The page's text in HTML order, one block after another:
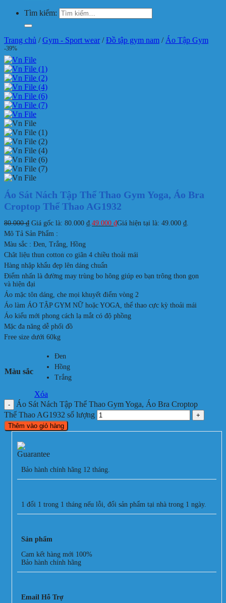
Tìm kiếm:
Trang chủ / Gym - Sport wear / Đồ tập gym nam / Áo Tập Gym
-39%
Áo Sát Nách Tập Thể Thao Gym Yoga, Áo Bra
Croptop Thể Thao AG1932
80.000₫ Giá gốc là: 80.000 ₫. 49.000 ₫Giá hiện tại là: 49.000 ₫.
Mô Tả Sản Phẩm :
Màu sắc : Đen, Trắng, Hồng
Chât liệu thun cotton co giãn 4 chiều thoải mái
Hàng nhập khẩu đẹp lên dáng chuẩn
Điểm nhấn là đường may trùng bo hông giúp eo bạn trông thon gọn
và hiện đại
Áo mặc tôn dáng, che mọi khuyết điểm vòng 2
Áo làm ÁO TẬP GYM NỮ hoặc YOGA, thể thao cực kỳ thoải mái
Áo kiểu mới phong cách lạ mắt có độ phồng
Mặc đa năng dễ phối đồ
Free size dưới 60kg
Màu sắc
Đen
Hồng
Trắng
Xóa
Áo Sát Nách Tập Thể Thao Gym Yoga, Áo Bra Croptop
Thể Thao AG1932 số lượng
Thêm vào giỏ hàng
Bảo hành chính hãng 12 tháng.
1 đổi 1 trong 1 tháng nếu lỗi, đổi sản phẩm tại nhà trong 1 ngày.
Sản phẩm
Cam kết hàng mới 100%
Bảo hành chính hãng
Email Hỗ Trợ